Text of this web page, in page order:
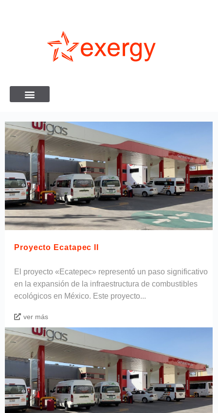
Proyecto Ecatapec II
El proyecto «Ecatepec» representó un paso significativo
en la expansión de la infraestructura de combustibles
ecológicos en México. Este proyecto...
ver más